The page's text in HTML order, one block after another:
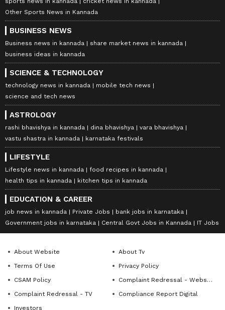
Other Sports News in Kannada
BUSINESS NEWS
Business news in kannada
share market news in kannada
business ideas in kannada
SCIENCE & TECHNOLOGY
technology news in kannada
mobile tech news
science and tech news
ASTROLOGY
rashi bhavishya in kannada dina bhavishya
vara bhavishya
vastu shastra in kannada
karnataka festivals
LIFESTYLE
Lifestyle news in kannada
food recipes in kannada
health tips in kannada
kitchen tips in kannada
EDUCATION & CAREER
job news in kannada Private Jobs
bank jobs in karnataka
Government jobs in karnataka
Central Govt Jobs in Kannada IT Jobs
About Website
About Tv
Terms Of Use
Privacy Policy
CSAM Policy
Complaint Redressal - Website
Complaint Redressal - TV
Compliance Report Digital
Investors